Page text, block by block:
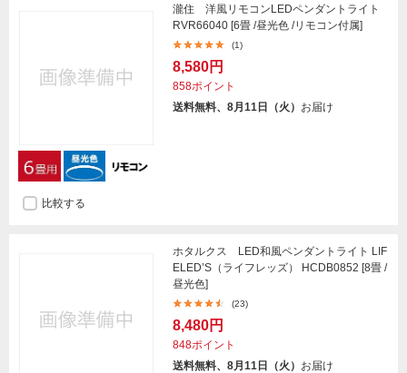
瀧住 洋風リモコンLEDペンダントライト
RVR66040 [6畳 /昼光色 /リモコン付属]
(1)
8,580円
858ポイント
送料無料、8月11日（火） お届け
比較する
ホタルクス LED和風ペンダントライト LIF
ELED’S（ライフレッズ） HCDB0852 [8畳 /
昼光色]
(23)
8,480円
848ポイント
送料無料、8月11日（火） お届け